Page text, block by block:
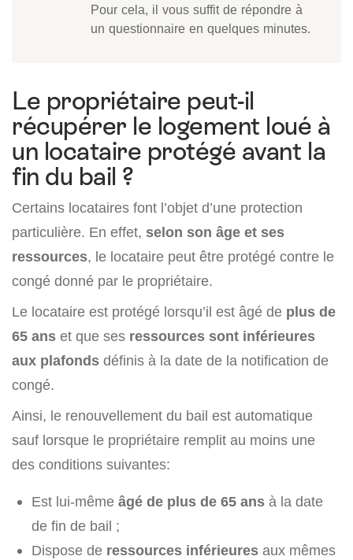
Pour cela, il vous suffit de répondre à
un questionnaire en quelques minutes.
Le propriétaire peut-il
récupérer le logement loué à
un locataire protégé avant la
fin du bail ?
Certains locataires font l’objet d’une protection
particulière. En effet, selon son âge et ses
ressources, le locataire peut être protégé contre le
congé donné par le propriétaire.
Le locataire est protégé lorsqu’il est âgé de plus de
65 ans et que ses ressources sont inférieures
aux plafonds définis à la date de la notification de
congé.
Ainsi, le renouvellement du bail est automatique
sauf lorsque le propriétaire remplit au moins une
des conditions suivantes:
Est lui-même âgé de plus de 65 ans à la date
de fin de bail ;
Dispose de ressources inférieures aux mêmes